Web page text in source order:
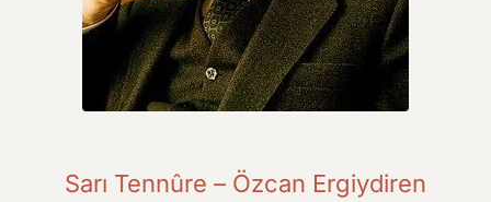
Sarı Tennûre – Özcan Ergiydiren